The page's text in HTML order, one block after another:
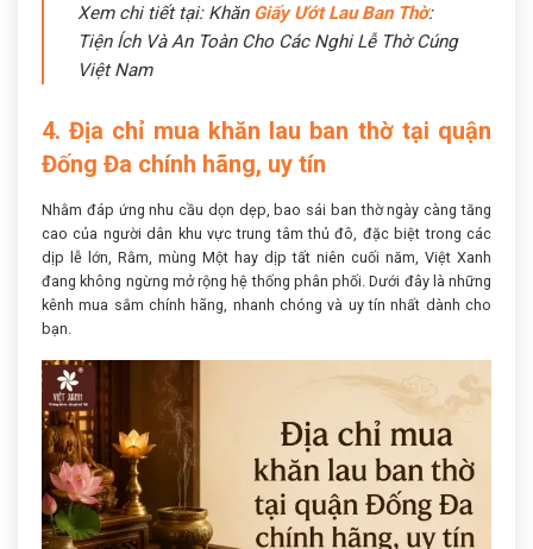
Xem chi tiết tại: Khăn Giấy Ướt Lau Ban Thờ:
Tiện Ích Và An Toàn Cho Các Nghi Lễ Thờ Cúng
Việt Nam
4. Địa chỉ mua khăn lau ban thờ tại quận
Đống Đa chính hãng, uy tín
Nhằm đáp ứng nhu cầu dọn dẹp, bao sái ban thờ ngày càng tăng
cao của người dân khu vực trung tâm thủ đô, đặc biệt trong các
dịp lễ lớn, Rằm, mùng Một hay dịp tất niên cuối năm, Việt Xanh
đang không ngừng mở rộng hệ thống phân phối. Dưới đây là những
kênh mua sắm chính hãng, nhanh chóng và uy tín nhất dành cho
bạn.